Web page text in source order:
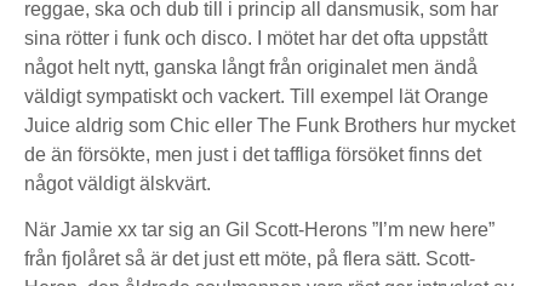
reggae, ska och dub till i princip all dansmusik, som har
sina rötter i funk och disco. I mötet har det ofta uppstått
något helt nytt, ganska långt från originalet men ändå
väldigt sympatiskt och vackert. Till exempel lät Orange
Juice aldrig som Chic eller The Funk Brothers hur mycket
de än försökte, men just i det taffliga försöket finns det
något väldigt älskvärt.
När Jamie xx tar sig an Gil Scott-Herons ”I’m new here”
från fjolåret så är det just ett möte, på flera sätt. Scott-